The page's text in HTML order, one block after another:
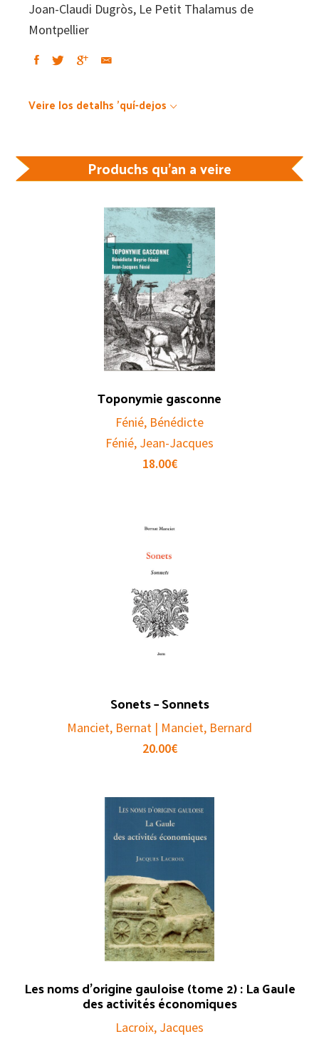
Joan-Claudi Dugròs, Le Petit Thalamus de
Montpellier
Veire los detalhs 'quí-dejos
Produchs qu'an a veire
Toponymie gasconne
Fénié, Bénédicte
Fénié, Jean-Jacques
18.00€
Sonets – Sonnets
Manciet, Bernat | Manciet, Bernard
20.00€
Les noms d’origine gauloise (tome 2) : La Gaule
des activités économiques
Lacroix, Jacques